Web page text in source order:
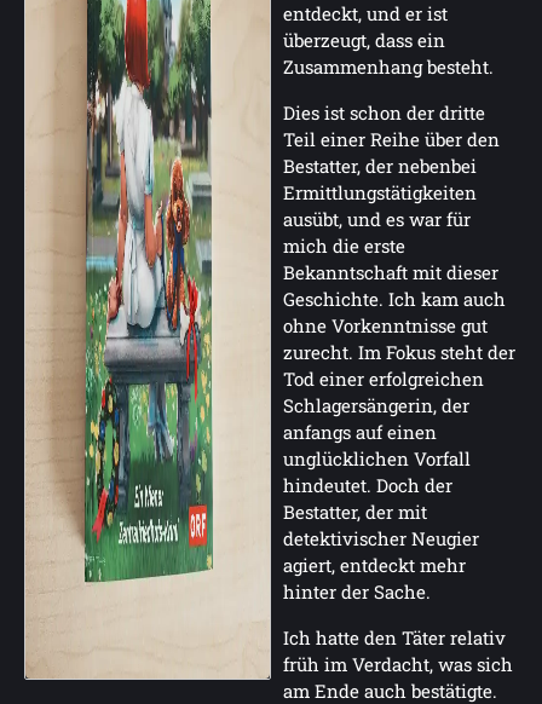
entdeckt, und er ist
überzeugt, dass ein
Zusammenhang besteht.
Dies ist schon der dritte
Teil einer Reihe über den
Bestatter, der nebenbei
Ermittlungstätigkeiten
ausübt, und es war für
mich die erste
Bekanntschaft mit dieser
Geschichte. Ich kam auch
ohne Vorkenntnisse gut
zurecht. Im Fokus steht der
Tod einer erfolgreichen
Schlagersängerin, der
anfangs auf einen
unglücklichen Vorfall
hindeutet. Doch der
Bestatter, der mit
detektivischer Neugier
agiert, entdeckt mehr
hinter der Sache.
Ich hatte den Täter relativ
früh im Verdacht, was sich
am Ende auch bestätigte.